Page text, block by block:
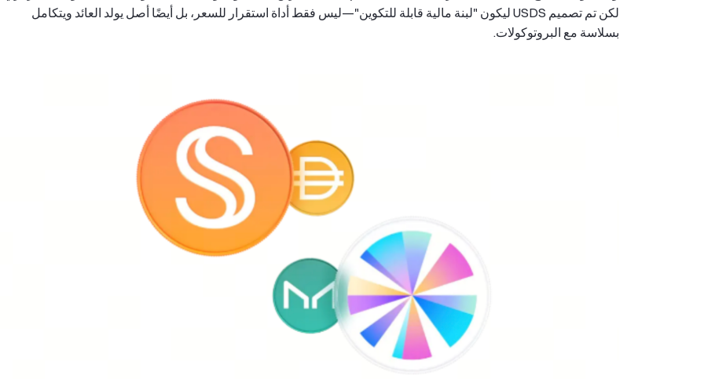
لكن تم تصميم USDS ليكون "لبنة مالية قابلة للتكوين"—ليس فقط أداة استقرار للسعر، بل أيضًا أصل يولد العائد ويتكامل
بسلاسة مع البروتوكولات.